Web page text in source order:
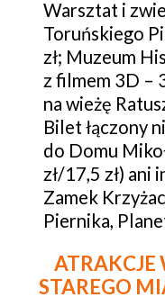
Warsztat i
Toruńskiego
zł; Muzeum
z filmem 3D –
na wieżę
Bilet łączony
do Domu
zł/17,5 zł) ani
Zamek
Piernika,
ATRAKCJE
STAREGO